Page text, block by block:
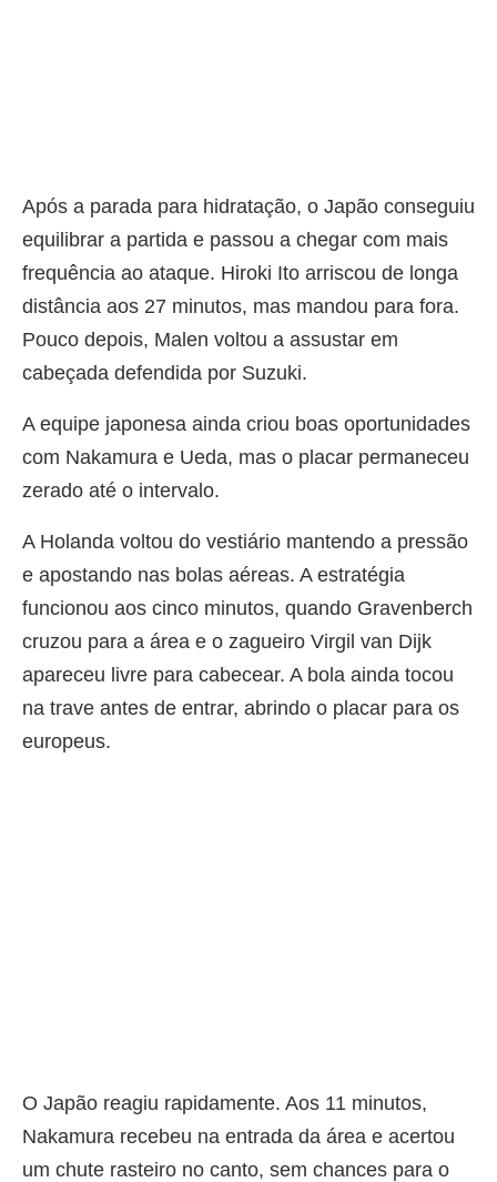
Após a parada para hidratação, o Japão conseguiu
equilibrar a partida e passou a chegar com mais
frequência ao ataque. Hiroki Ito arriscou de longa
distância aos 27 minutos, mas mandou para fora.
Pouco depois, Malen voltou a assustar em
cabeçada defendida por Suzuki.
A equipe japonesa ainda criou boas oportunidades
com Nakamura e Ueda, mas o placar permaneceu
zerado até o intervalo.
A Holanda voltou do vestiário mantendo a pressão
e apostando nas bolas aéreas. A estratégia
funcionou aos cinco minutos, quando Gravenberch
cruzou para a área e o zagueiro Virgil van Dijk
apareceu livre para cabecear. A bola ainda tocou
na trave antes de entrar, abrindo o placar para os
europeus.
O Japão reagiu rapidamente. Aos 11 minutos,
Nakamura recebeu na entrada da área e acertou
um chute rasteiro no canto, sem chances para o